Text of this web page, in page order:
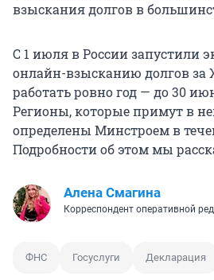
взыскания долгов в
С 1 июля в России запустили
онлайн-взысканию долгов за
работать ровно год — до 30
Регионы, которые примут в
определены Минстроем в
Подробности об этом мы
Алена Смагина
Корреспондент оперативной
ФНС Госуслуги Декларация